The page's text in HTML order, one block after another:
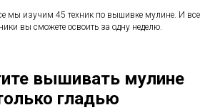
мы изучим 45 техник по вышивке мулине. И все
вы сможете освоить за одну неделю.
вышивать мулине
гладью